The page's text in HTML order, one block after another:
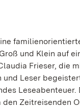
und Klein auf
Frieser, die
Leser
Zeitreisenden